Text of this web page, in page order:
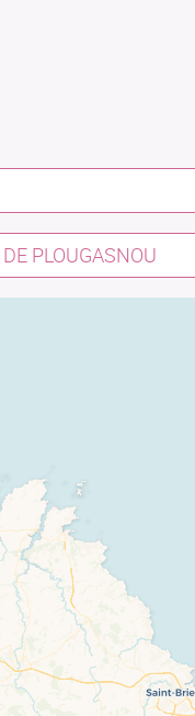
PLOUGASNOU